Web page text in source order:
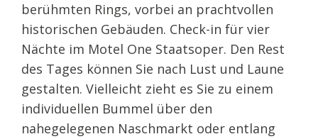
berühmten Rings, vorbei an prachtvollen
historischen Gebäuden. Check-in für vier
Nächte im Motel One Staatsoper. Den Rest
des Tages können Sie nach Lust und Laune
gestalten. Vielleicht zieht es Sie zu einem
individuellen Bummel über den
nahegelegenen Naschmarkt oder entlang